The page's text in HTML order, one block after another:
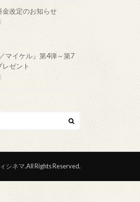
金改定のお知らせ
マイケル』第4弾～第7
ゼント
シネマ.All Rights Reserved.